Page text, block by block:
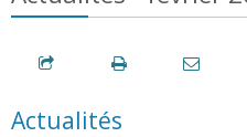
Actualités